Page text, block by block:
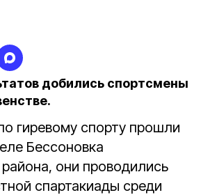
добились спортсмены
гиревому спорту прошли
Бессоновка
они проводились
спартакиады среди